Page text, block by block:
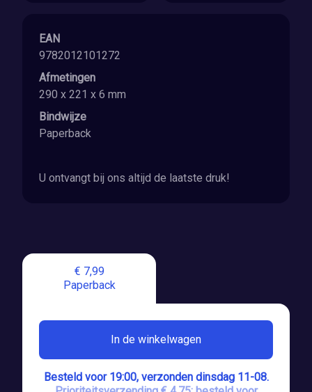
€ 7,99
Paperback
In de winkelwagen
Besteld voor 19:00, verzonden dinsdag 11-08.
EAN
9782012101272
Afmetingen
290 x 221 x 6 mm
Bindwijze
Paperback
U ontvangt bij ons altijd de laatste druk!